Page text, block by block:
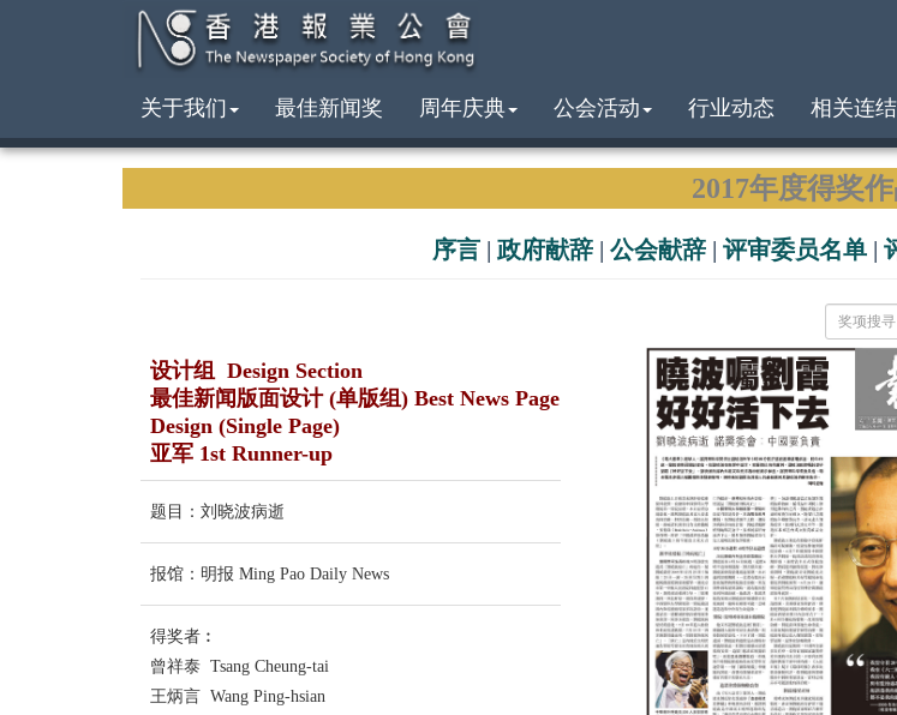
关于我们 最佳新闻奖 周年庆典 公会活动 行业动态 相关连结
2017年度得奖
序言 | 政府献辞 | 公会献辞 | 评审委员名单 |
设计组 Design Section
最佳新闻版面设计 (单版组) Best News Page
Design (Single Page)
亚军 1st Runner-up
题目：刘晓波病逝
报馆：明报 Ming Pao Daily News
得奖者︰
曾祥泰 Tsang Cheung-tai
王炳言 Wang Ping-hsian